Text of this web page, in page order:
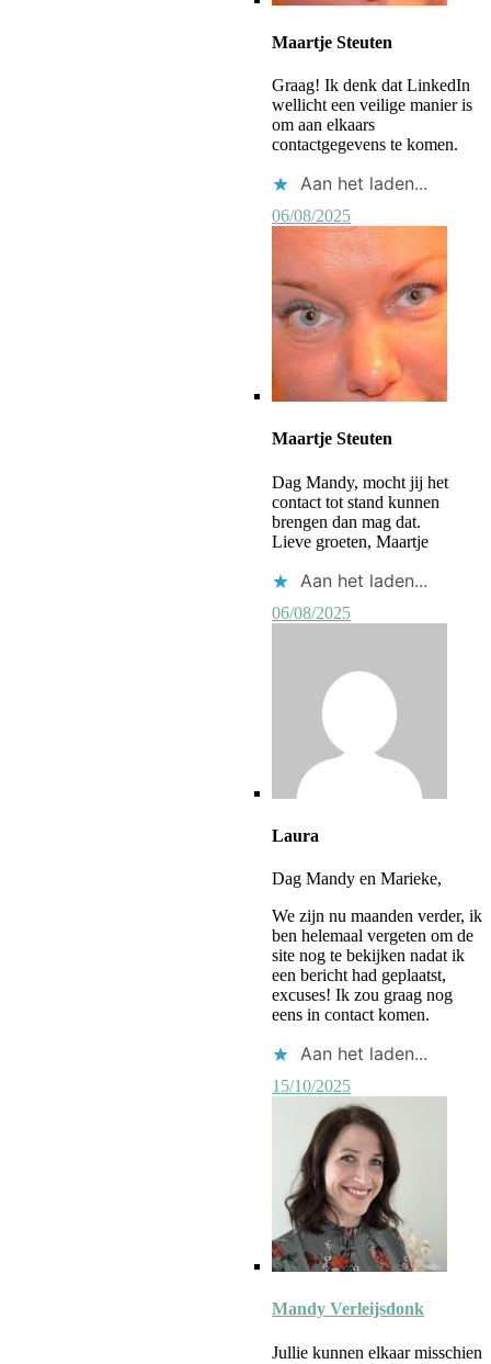
Maartje Steuten
Graag! Ik denk dat LinkedIn
wellicht een veilige manier is
om aan elkaars
contactgegevens te komen.
Aan het laden...
06/08/2025
Maartje Steuten
Dag Mandy, mocht jij het
contact tot stand kunnen
brengen dan mag dat.
Lieve groeten, Maartje
Aan het laden...
06/08/2025
Laura
Dag Mandy en Marieke,
We zijn nu maanden verder, ik
ben helemaal vergeten om de
site nog te bekijken nadat ik
een bericht had geplaatst,
excuses! Ik zou graag nog
eens in contact komen.
Aan het laden...
15/10/2025
door
Mandy Verleijsdonk
Jullie kunnen elkaar misschien